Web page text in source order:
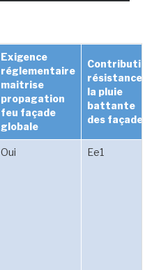
Exigence
réglementaire
maitrise
propagation
feu façade
globale
résistance
la pluie
battante
des
Oui Ee1